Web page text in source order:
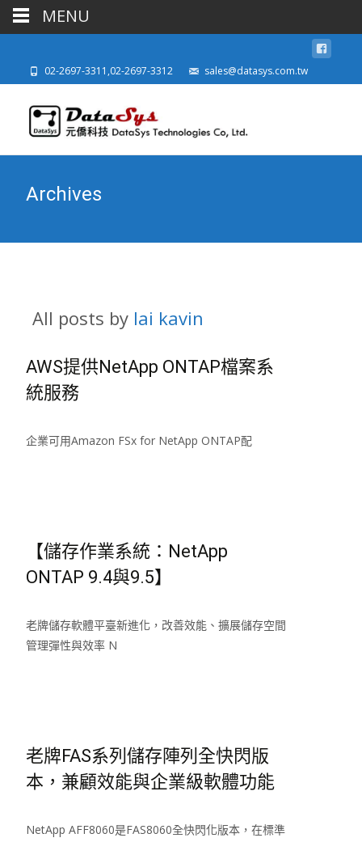
02-2697-3311,02-2697-3312 sales@datasys.com.tw
Archives
All posts by lai kavin
AWS提供NetApp ONTAP檔案系
統服務
企業可用Amazon FSx for NetApp ONTAP配
【儲存作業系統：NetApp
ONTAP 9.4與9.5】
老牌儲存軟體平臺新進化，改善效能、擴展儲存空間
管理彈性與效率 N
老牌FAS系列儲存陣列全快閃版
本，兼顧效能與企業級軟體功能
NetApp AFF8060是FAS8060全快閃化版本，在標準
MENU